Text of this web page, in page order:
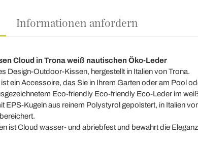
Informationen anfordern
Cloud in Trona weiß nautischen Öko-Leder
Design-Outdoor-Kissen, hergestellt in Italien von Trona.
ein Accessoire, das Sie in Ihrem Garten oder am Pool
Eco-friendly Eco-friendly Eco-Leder im
EPS-Kugeln aus reinem Polystyrol gepolstert, in Italien
ist Cloud wasser- und abriebfest und bewahrt die